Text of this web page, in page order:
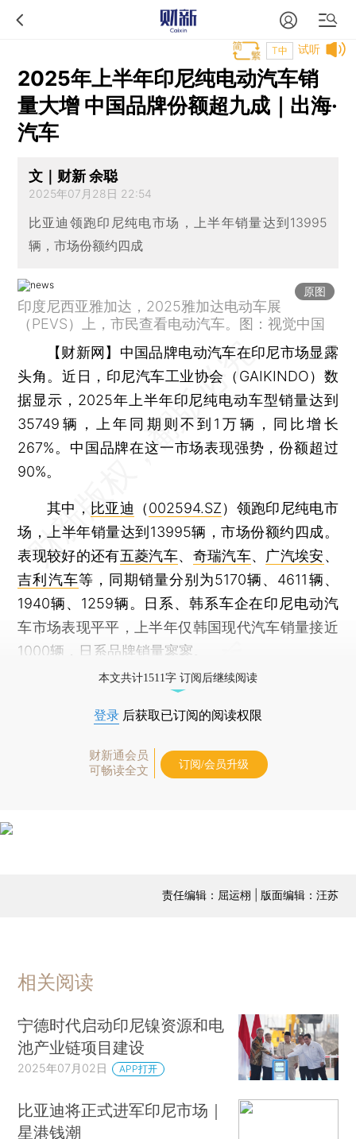
试听
T中
2025年上半年印尼纯电动汽车销
量大增 中国品牌份额超九成｜出海·
汽车
文｜财新 余聪
2025年07月28日 22:54
比亚迪领跑印尼纯电市场，上半年销量达到13995
辆，市场份额约四成
原图
印度尼西亚雅加达，2025雅加达电动车展
（PEVS）上，市民查看电动汽车。图：视觉中国
【财新网】 中国品牌电动汽车在印尼市场显露
头角。近日，印尼汽车工业协会（GAIKINDO）数
据显示，2025年上半年印尼纯电动车型销量达到
35749辆，上年同期则不到1万辆，同比增长
267%。中国品牌在这一市场表现强势，份额超过
90%。
其中， 比亚迪 （002594.SZ）领跑印尼纯电市
场，上半年销量达到13995辆，市场份额约四成。
表现较好的还有五菱汽车、 奇瑞汽车、 广汽埃安、
吉利汽车等，同期销量分别为5170辆、4611辆、
1940辆、1259辆。日系、韩系车企在印尼电动汽
车市场表现平平，上半年仅韩国现代汽车销量接近
1000辆，日系品牌销量寥寥。
本文共计1511字 订阅后继续阅读
登录 后获取已订阅的阅读权限
财新通会员
可畅读全文
订阅/会员升级
责任编辑：屈运栩 | 版面编辑：汪苏
相关阅读
宁德时代启动印尼镍资源和电
池产业链项目建设
2025年07月02日 APP打开
比亚迪将正式进军印尼市场｜
星港钱潮